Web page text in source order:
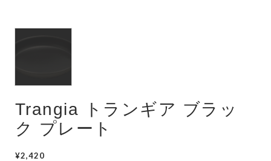
Trangia トランギア ブラッ
ク プレート
¥2,420